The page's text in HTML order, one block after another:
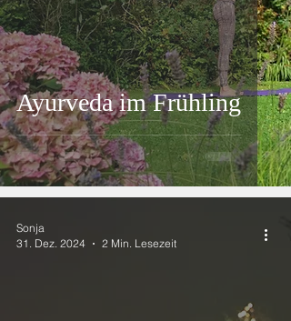
Ayurveda im Frühling
Sonja
31. Dez. 2024
2 Min. Lesezeit